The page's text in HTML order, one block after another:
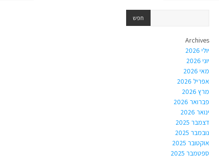
Archives
יולי 2026
יוני 2026
מאי 2026
אפריל 2026
מרץ 2026
פברואר 2026
ינואר 2026
דצמבר 2025
נובמבר 2025
אוקטובר 2025
ספטמבר 2025